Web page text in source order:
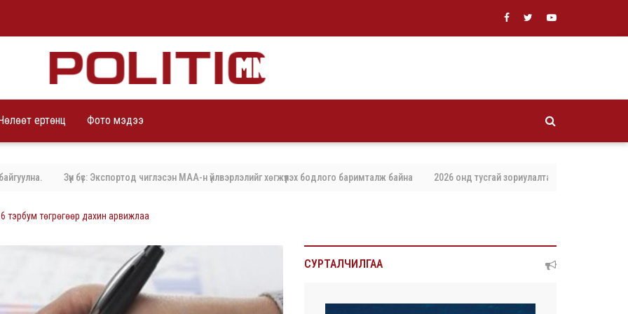
ертөнц Фото мэдээ
Зүүн бүс: Экспортод чиглэсэн МАА-н үйлвэрлэлийг хөгжүүлэх бодлого баримталж байна 2026 онд тусгай зориулалтаар агнах, барих амьтны
тэрбум төгрөгөөр дахин арвижлаа
СУРТАЛЧИЛГАА